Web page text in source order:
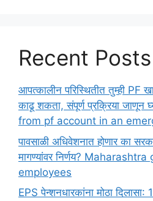
Recent Posts
आपत्कालीन परिस्थितीत तुम्ही PF
काढू शकता, संपूर्ण प्रक्रिया
from pf account in an
पावसाळी अधिवेशनात होणार का
मागण्यांवर निर्णय?
employees
EPS पेन्शनधारकांना मोठा